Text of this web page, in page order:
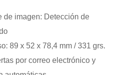
de imagen: Detección de
89 x 52 x 78,4 mm / 331 grs.
por correo electrónico y